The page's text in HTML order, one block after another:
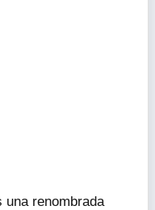
una renombrada